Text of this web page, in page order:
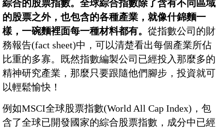
綜合的股票指數。全球綜合指數除了含有不同區域
的股票之外，也包含的各種產業，就像什錦麵一
樣，一碗麵裡面每一種材料都有。 從指數公司的財
務報告(fact sheet)中，可以清楚看出每個產業所佔
比重的多寡。既然指數編製公司已經投入那麼多的
精神研究產業，那麼只要跟隨他們腳步，投資就可
以輕鬆愉快！
例如MSCI全球股票指數(World All Cap Index)，包
含了全球已開發國家的綜合股票指數，成分中已經